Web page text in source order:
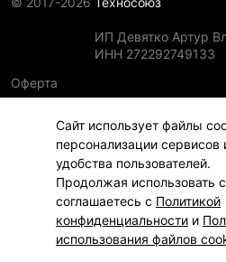
Сайт использует файлы
персонализации сервисов
удобства пользователей.
Продолжая использовать
соглашаетесь с Политикой
конфиденциальности и
использования файлов
Главная Финансы Каталог
ИП Девятко Артур
ИНН 272292749133
Оферта
Политика конфиденциальности
Политика использования файлов
Информация для